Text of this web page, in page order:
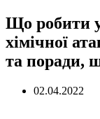
Що робити у
хімічної
та поради,
02.04.2022